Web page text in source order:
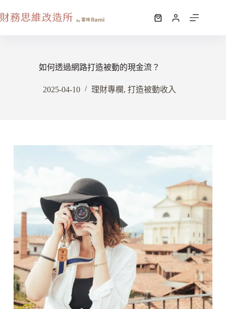
如何透過網路打造被動的現金流？
2025-04-10 理財專欄,打造被動收入